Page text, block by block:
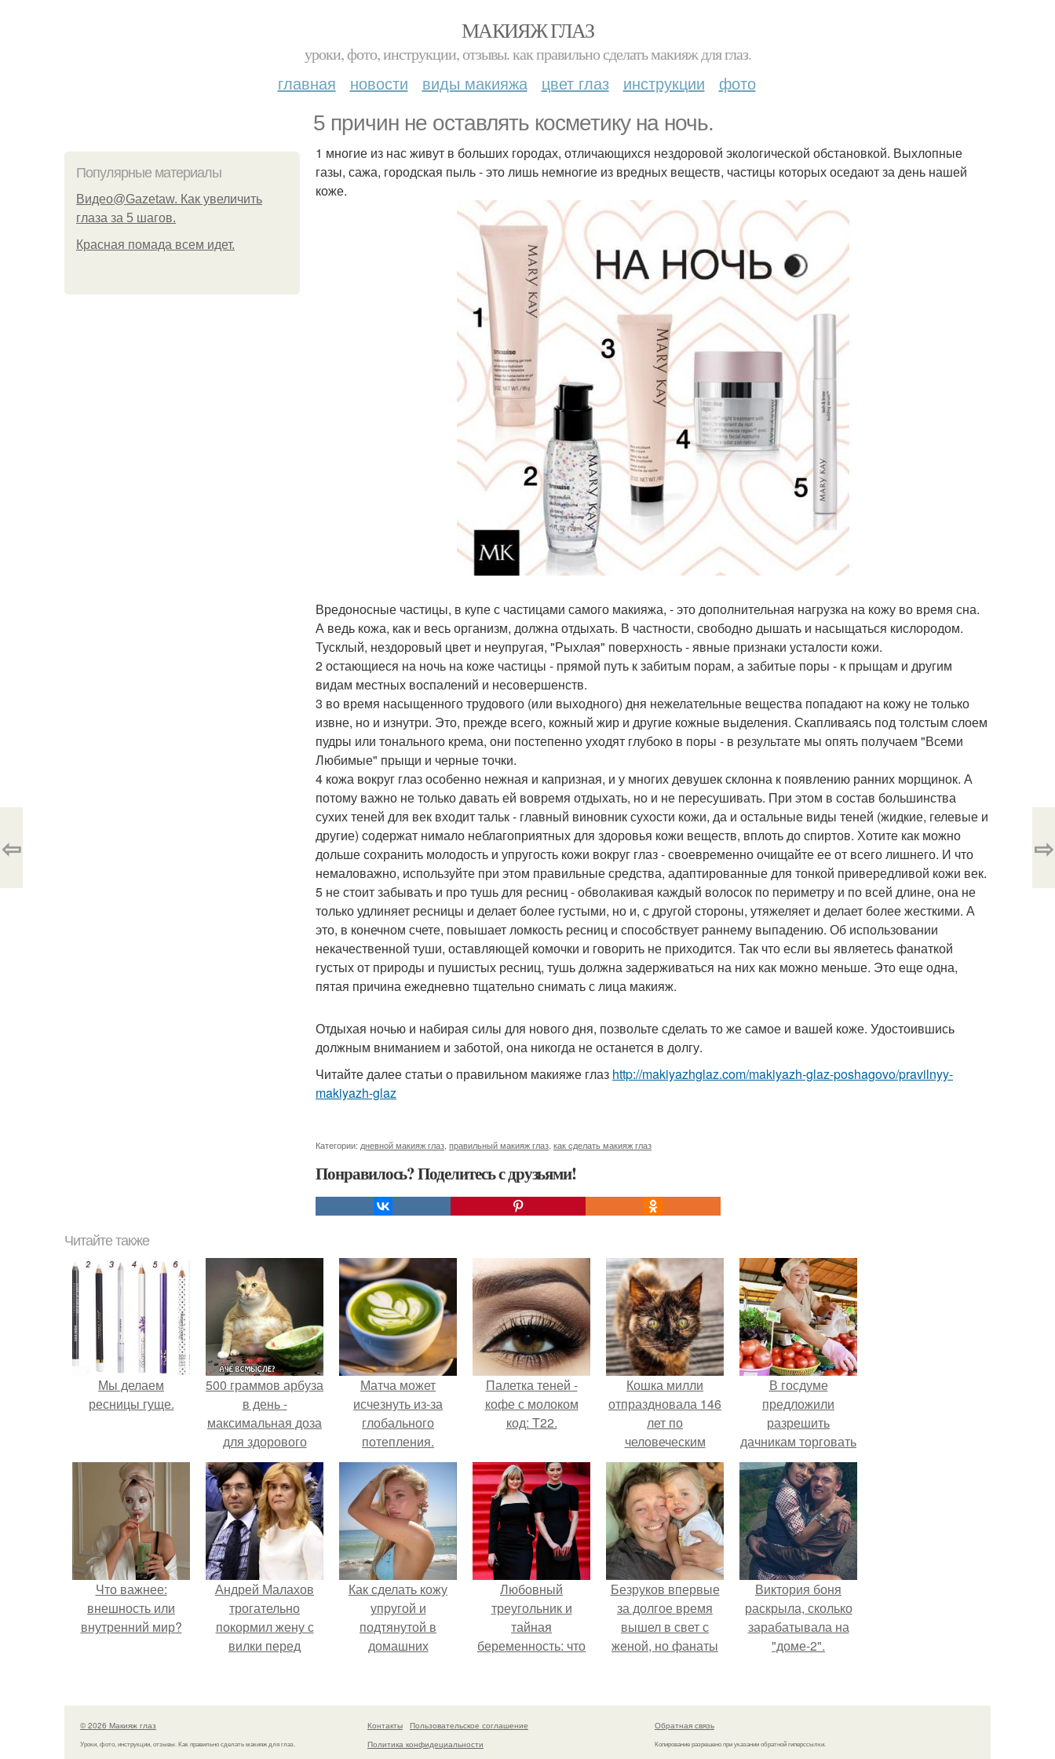
МАКИЯЖ ГЛАЗ
уроки, фото, инструкции, отзывы. как правильно сделать макияж для глаз.
главная новости виды макияжа цвет глаз инструкции фото
5 причин не оставлять косметику на ночь.
Популярные материалы
Видео@Gazetaw. Как увеличить
глаза за 5 шагов.
Красная помада всем идет.
1 многие из нас живут в больших городах, отличающихся нездоровой экологической обстановкой. Выхлопные
газы, сажа, городская пыль - это лишь немногие из вредных веществ, частицы которых оседают за день нашей
коже.
Вредоносные частицы, в купе с частицами самого макияжа, - это дополнительная нагрузка на кожу во время сна.
А ведь кожа, как и весь организм, должна отдыхать. В частности, свободно дышать и насыщаться кислородом.
Тусклый, нездоровый цвет и неупругая, "Рыхлая" поверхность - явные признаки усталости кожи.
2 остающиеся на ночь на коже частицы - прямой путь к забитым порам, а забитые поры - к прыщам и другим
видам местных воспалений и несовершенств.
3 во время насыщенного трудового (или выходного) дня нежелательные вещества попадают на кожу не только
извне, но и изнутри. Это, прежде всего, кожный жир и другие кожные выделения. Скапливаясь под толстым слоем
пудры или тонального крема, они постепенно уходят глубоко в поры - в результате мы опять получаем "Всеми
Любимые" прыщи и черные точки.
4 кожа вокруг глаз особенно нежная и капризная, и у многих девушек склонна к появлению ранних морщинок. А
потому важно не только давать ей вовремя отдыхать, но и не пересушивать. При этом в состав большинства
сухих теней для век входит тальк - главный виновник сухости кожи, да и остальные виды теней (жидкие, гелевые и
другие) содержат нимало неблагоприятных для здоровья кожи веществ, вплоть до спиртов. Хотите как можно
дольше сохранить молодость и упругость кожи вокруг глаз - своевременно очищайте ее от всего лишнего. И что
немаловажно, используйте при этом правильные средства, адаптированные для тонкой привередливой кожи век.
5 не стоит забывать и про тушь для ресниц - обволакивая каждый волосок по периметру и по всей длине, она не
только удлиняет ресницы и делает более густыми, но и, с другой стороны, утяжеляет и делает более жесткими. А
это, в конечном счете, повышает ломкость ресниц и способствует раннему выпадению. Об использовании
некачественной туши, оставляющей комочки и говорить не приходится. Так что если вы являетесь фанаткой
густых от природы и пушистых ресниц, тушь должна задерживаться на них как можно меньше. Это еще одна,
пятая причина ежедневно тщательно снимать с лица макияж.
Отдыхая ночью и набирая силы для нового дня, позвольте сделать то же самое и вашей коже. Удостоившись
должным вниманием и заботой, она никогда не останется в долгу.
Читайте далее статьи о правильном макияже глаз http://makiyazhglaz.com/makiyazh-glaz-poshagovo/pravilnyy-
makiyazh-glaz
Категории: дневной макияж глаз правильный макияж глаз как сделать макияж глаз
Понравилось? Поделитесь с друзьями!
⇦ ⇨
Читайте также
Мы делаем
ресницы гуще.
500 граммов арбуза
в день -
максимальная доза
для здорового
взрослого,
предупредили
врачи.
Матча может
исчезнуть из-за
глобального
потепления.
Палетка теней -
кофе с молоком
код: T22.
Кошка милли
отпраздновала 146
лет по
человеческим
Меркам и
претендует на
звание самой
старой в мире.
В госдуме
предложили
разрешить
дачникам торговать
своей
сельхозпродукцией
в людных местах.
Что важнее:
внешность или
внутренний мир?
Андрей Малахов
трогательно
покормил жену с
вилки перед
поклонников.
Как сделать кожу
упругой и
подтянутой в
домашних
Любовный
треугольник и
тайная
беременность: что
Михалкова?
Безруков впервые
за долгое время
вышел в свет с
женой, но фанаты
Анны: "какая она
скучная.
Виктория боня
раскрыла, сколько
зарабатывала на
"доме-2".
© 2026 Макияж глаз
Уроки, фото, инструкции, отзывы. Как правильно сделать макияж для глаз.
Контакты
Пользовательское соглашение
Политика конфидециальности
Обратная связь
Копирование разрешено при указании обратной гиперссылки.